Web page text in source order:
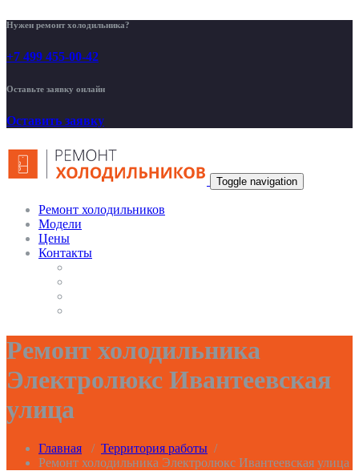
Нужен ремонт холодильника?
+7 499 455-00-42
Оставьте заявку онлайн
Оставить заявку
Toggle navigation
Ремонт холодильников
Модели
Цены
Контакты
Ремонт холодильника
Электролюкс Ивантеевская
улица
Главная / Территория работы /
Ремонт холодильника Электролюкс Ивантеевская улица